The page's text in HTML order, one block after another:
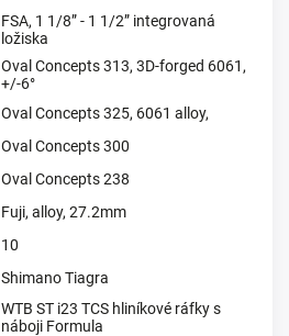
FSA, 1 1/8” - 1 1/2” integrovaná
ložiska
Oval Concepts 313, 3D-forged 6061,
+/-6°
Oval Concepts 325, 6061 alloy,
Oval Concepts 300
Oval Concepts 238
Fuji, alloy, 27.2mm
10
Shimano Tiagra
WTB ST i23 TCS hliníkové ráfky s
náboji Formula